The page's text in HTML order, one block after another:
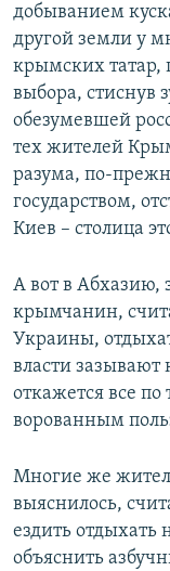
добыванием
другой земли у
крымских татар,
выбора, стиснув
обезумевшей
тех жителей
разума, по-
государством,
Киев – столица
А вот в Абхазию,
крымчанин,
Украины,
власти зазывают
откажется все
ворованным
Многие же
выяснилось,
ездить отдыхать
объяснить